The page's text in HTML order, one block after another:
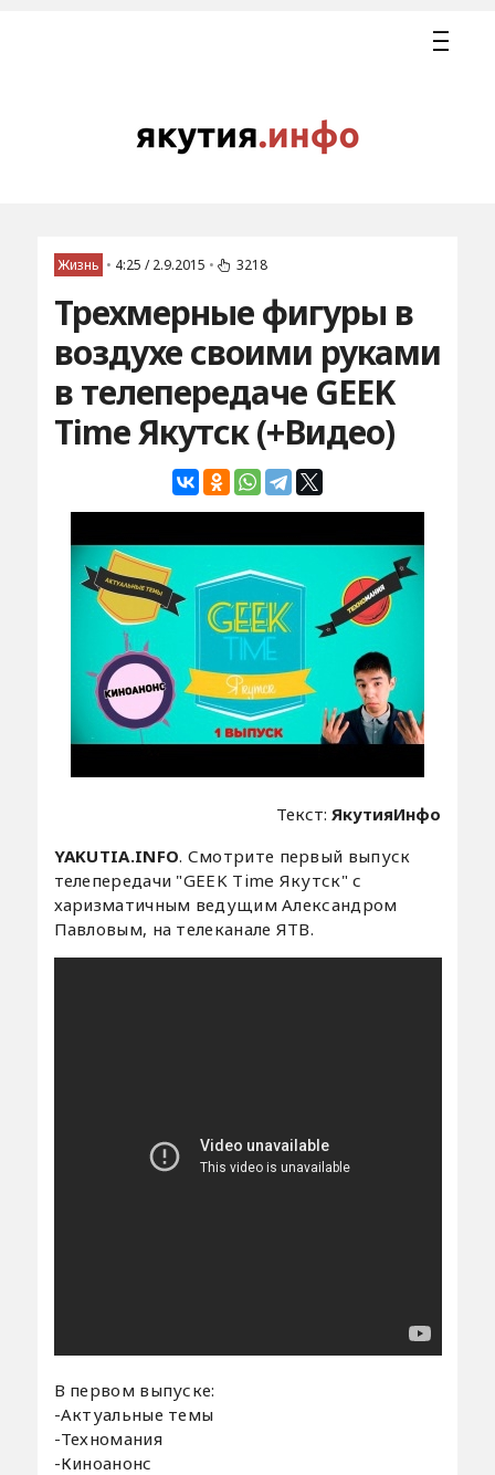
Жизнь • 4:25 / 2.9.2015 • 3218
Трехмерные фигуры в
воздухе своими руками
в телепередаче GEEK
Time Якутск (+Видео)
Текст:ЯкутияИнфо
YAKUTIA.INFO. Смотрите первый выпуск
телепередачи "GEEK Time Якутск" с
харизматичным ведущим Александром
Павловым, на телеканале ЯТВ.
В первом выпуске:
-Актуальные темы
-Техномания
-Киноанонс